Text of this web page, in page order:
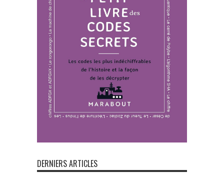
DERNIERS ARTICLES